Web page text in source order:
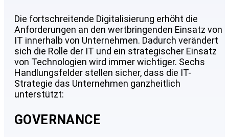
Die fortschreitende Digitalisierung erhöht die
Anforderungen an den wertbringenden Einsatz von
IT innerhalb von Unternehmen. Dadurch verändert
sich die Rolle der IT und ein strategischer Einsatz
von Technologien wird immer wichtiger. Sechs
Handlungsfelder stellen sicher, dass die IT-
Strategie das Unternehmen ganzheitlich
unterstützt:
GOVERNANCE